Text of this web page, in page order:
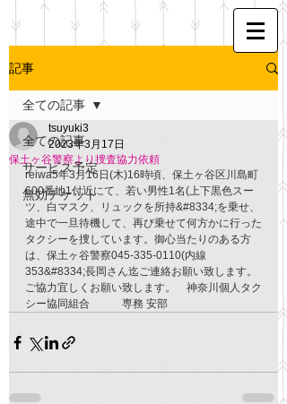
記事
全ての記事
サービス予定
無効チケット
全ての記事
保土ヶ谷警察より捜査協力依頼
tsuyuki3
2023年3月17日
reiwa5年3月16日(木)16時頃、保土ヶ谷区川島町
600番地1付近にて、若い男性1名(上下黒色スー
ツ、白マスク、リュックを所持&#8334;を乗せ、
途中で一旦待機して、再び乗せて何方かに行った
タクシーを捜しています。御心当たりのある方
は、保土ヶ谷警察045-335-0110(内線
353&#8334;長岡さん迄ご連絡お願い致します。
ご協力宜しくお願い致します。　神奈川個人タク
シー協同組合　　　専務 安部